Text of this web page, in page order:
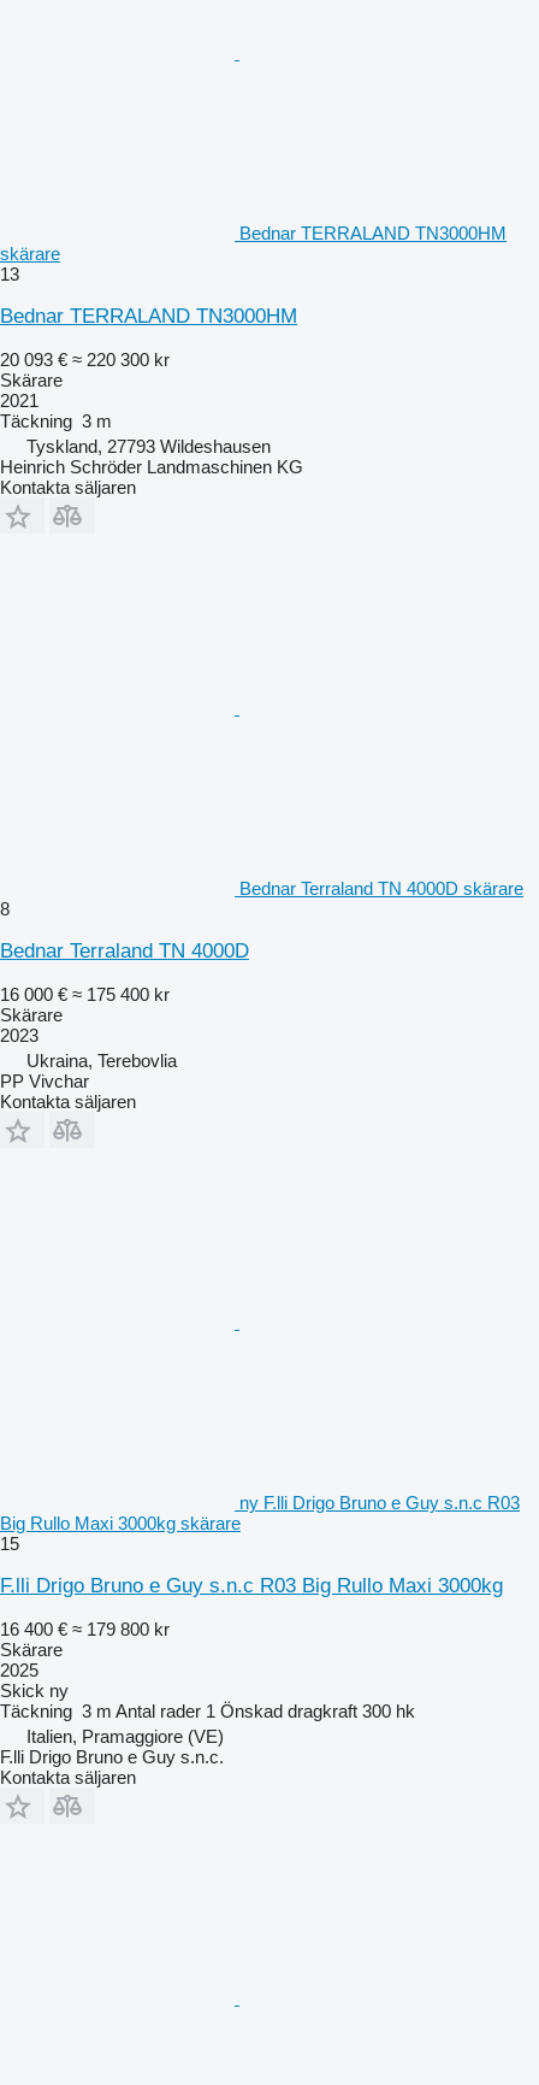
Bednar TERRALAND TN3000HM
skärare
13
Bednar TERRALAND TN3000HM
20 093 € ≈ 220 300 kr
Skärare
2021
Täckning 3 m
Tyskland, 27793 Wildeshausen
Heinrich Schröder Landmaschinen KG
Kontakta säljaren
Bednar Terraland TN 4000D skärare
8
Bednar Terraland TN 4000D
16 000 € ≈ 175 400 kr
Skärare
2023
Ukraina, Terebovlia
PP Vivchar
Kontakta säljaren
ny F.lli Drigo Bruno e Guy s.n.c R03
Big Rullo Maxi 3000kg skärare
15
F.lli Drigo Bruno e Guy s.n.c R03 Big Rullo Maxi 3000kg
16 400 € ≈ 179 800 kr
Skärare
2025
Skick ny
Täckning 3 m Antal rader 1 Önskad dragkraft 300 hk
Italien, Pramaggiore (VE)
F.lli Drigo Bruno e Guy s.n.c.
Kontakta säljaren